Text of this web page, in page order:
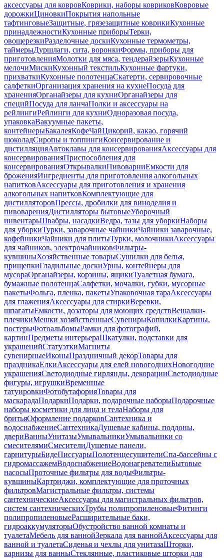
аксессуары для ковровКоврики, наборы ковриковКовровые
дорожкиЦиновкиПокрытия напольные
тафтинговыеЗащитные, грязезащитные коврикиКухонные
принадлежностиКухонные приборыТерки,
овощерезкиРазделочные доскиКухонные термометры,
таймерыДуршлаги, сита, воронкиФормы, приборы для
приготовленияМолотки для мяса, тендерайзерыКухонные
мелочиМискиКухонный текстильКухонные фартуки,
прихваткиКухонные полотенцаСкатерти, сервировочные
салфеткиОрганизация хранения на кухнеПосуда для
храненияОрганайзеры для кухниОрганайзеры для
специйПосуда для ланчаПолки и аксессуары на
рейлингиРейлинги для кухниОдноразовая посуда,
упаковкаВакуумные пакеты,
контейнерыБакалеяКофеЧайЦикорий, какао, горячий
шоколадСиропы и топпингиКонсервирование и
дистилляцияАвтоклавы для консервированияАксессуары для
консервированияПриспособления для
консервированияОткрывалкиПивоварниЕмкости для
броженияИнгредиенты для приготовления алкогольных
напитковАксессуары для приготовления и хранения
алкогольных напитковКомплектующие для
дистилляторовПрессы, дробилки для виноделия и
пивоваренияДистилляторы бытовыеУборочный
инвентарьШвабры, насадкиВедра, тазы для уборкиНаборы
для уборкиТурки, заварочные чайникиЧайники заварочные,
кофейникиЧайники для плитыТурки, молочникиАксессуары
для чайников, электрочайниковФильтры-
кувшиныХозяйственные товарыСушилки для белья,
прищепкиГладильные доскиУрны, контейнеры для
мусораОрганайзеры, корзины, ящикиТуалетная бумага,
бумажные полотенцаСалфетки, мочалки, губки, мусорные
пакетыФольга, пленка, пакетыУпаковочная тараАксессуары
для глаженияАксессуары для стиркиВеревки,
шпагатыЕмкости, дозаторы для моющих средствВешалки-
плечикиМешки хозяйственныеСувенирыКопилкиКартины,
постерыФотоальбомыРамки для фотографий,
картинПредметы интерьераШкатулки, подставки для
украшенийСтатуэткиМагниты
сувенирныеИконыПраздничный декорТовары для
праздникаЕлкиАксессуары для елей новогоднихНовогодние
украшенияСветодиодные гирлянды, декорацииСветодиодные
фигуры, игрушкиВременные
татуировкиФотобутафорияТовары для
маскарадаПодаркиПодарки, подарочные наборыПодарочные
наборы косметики для лица и телаНаборы для
бритьяОформление подарковСантехника и
водоснабжениеСантехникаДушевые кабины, поддоны,
двериВанныУнитазыУмывальникиУмывальники со
смесителямиСмесителиДушевые панели,
гарнитурыБидеПиссуарыПолотенцесушителиСпа-бассейны с
гидромассажемВодоснабжениеВодонагревателиБытовые
насосыПроточные фильтры для водыФильтры-
кувшиныКартриджи, комплектующие для проточных
фильтровМагистральные фильтры, системы
сантехническиеАксессуары для магистральных фильтров,
систем сантехническихТрубы полипропиленовыеФитинги
полипропиленовыеРасширительные баки,
гидроаккумуляторыОбустройство ванной комнаты и
туалетаМебель для ваннойЗеркала для ваннойАксессуары для
ванной и туалетаСиденья и чехлы для унитазаШторки,
карнизы для ванныСтеклянные, пластиковые шторки для